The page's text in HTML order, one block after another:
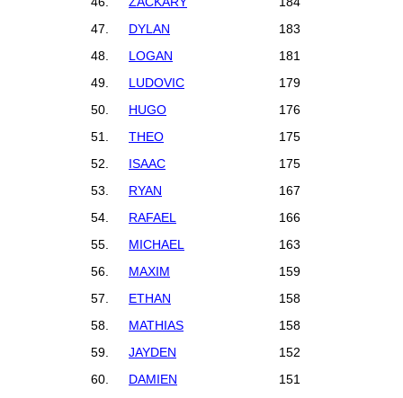
47.
DYLAN
183
48.
LOGAN
181
49.
LUDOVIC
179
50.
HUGO
176
51.
THEO
175
52.
ISAAC
175
53.
RYAN
167
54.
RAFAEL
166
55.
MICHAEL
163
56.
MAXIM
159
57.
ETHAN
158
58.
MATHIAS
158
59.
JAYDEN
152
60.
DAMIEN
151